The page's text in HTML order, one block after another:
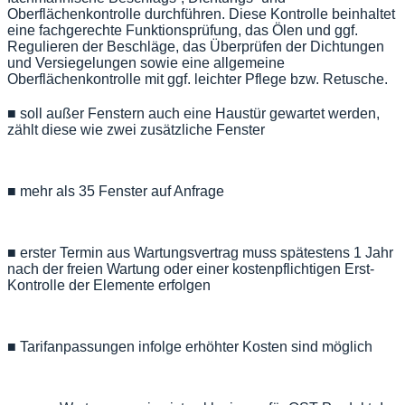
Oberflächenkontrolle durchführen. Diese Kontrolle beinhaltet
eine fachgerechte Funktionsprüfung, das Ölen und ggf.
Regulieren der Beschläge, das Überprüfen der Dichtungen
und Versiegelungen sowie eine allgemeine
Oberflächenkontrolle mit ggf. leichter Pflege bzw. Retusche.
■ soll außer Fenstern auch eine Haustür gewartet werden,
zählt diese wie zwei zusätzliche Fenster
■ mehr als 35 Fenster auf Anfrage
■ erster Termin aus Wartungsvertrag muss spätestens 1 Jahr
nach der freien Wartung oder einer kostenpflichtigen Erst-
Kontrolle der Elemente erfolgen
■ Tarifanpassungen infolge erhöhter Kosten sind möglich